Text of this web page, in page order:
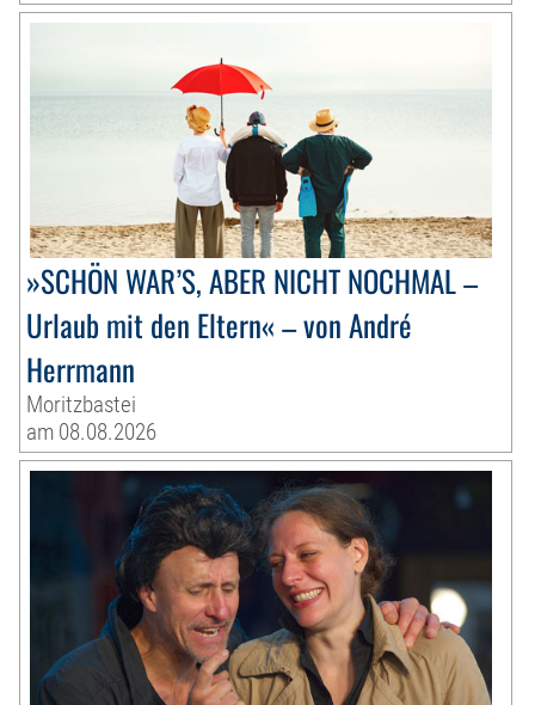
»SCHÖN WAR’S, ABER NICHT NOCHMAL –
Urlaub mit den Eltern« – von André
Herrmann
Moritzbastei
am 08.08.2026